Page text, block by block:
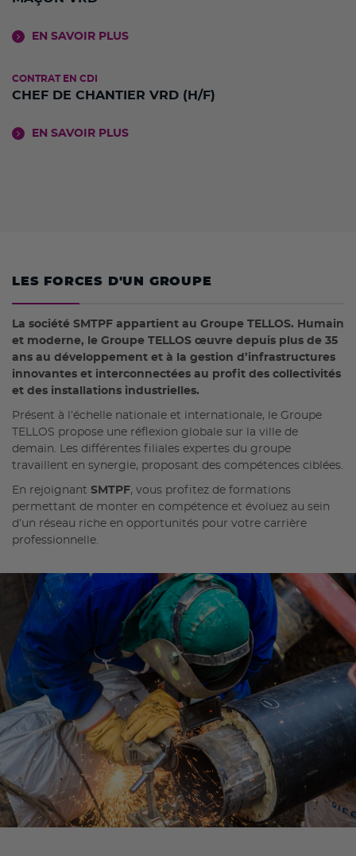
EN SAVOIR PLUS
CONTRAT EN CDI
CHEF DE CHANTIER VRD (H/F)
EN SAVOIR PLUS
LES FORCES D'UN GROUPE
La société SMTPF appartient au Groupe TELLOS. Humain
et moderne, le Groupe TELLOS œuvre depuis plus de 35
ans au développement et à la gestion d’infrastructures
innovantes et interconnectées au profit des collectivités
et des installations industrielles.
Présent à l’échelle nationale et internationale, le Groupe
TELLOS propose une réflexion globale sur la ville de
demain. Les différentes filiales expertes du groupe
travaillent en synergie, proposant des compétences ciblées.
En rejoignant SMTPF, vous profitez de formations
permettant de monter en compétence et évoluez au sein
d’un réseau riche en opportunités pour votre carrière
professionnelle.